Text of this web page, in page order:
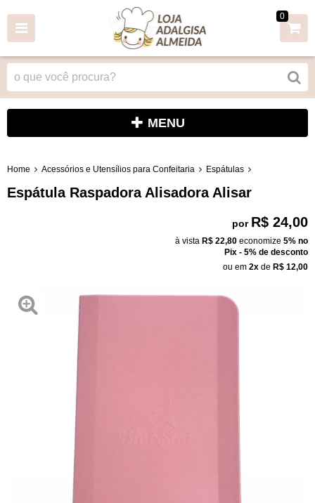
0
MENU
Home Acessórios e Utensílios para Confeitaria Espátulas
Espátula Raspadora Alisadora Alisar
por R$ 24,00
à vista R$ 22,80 economize 5% no
Pix - 5% de desconto
ou em 2x de R$ 12,00